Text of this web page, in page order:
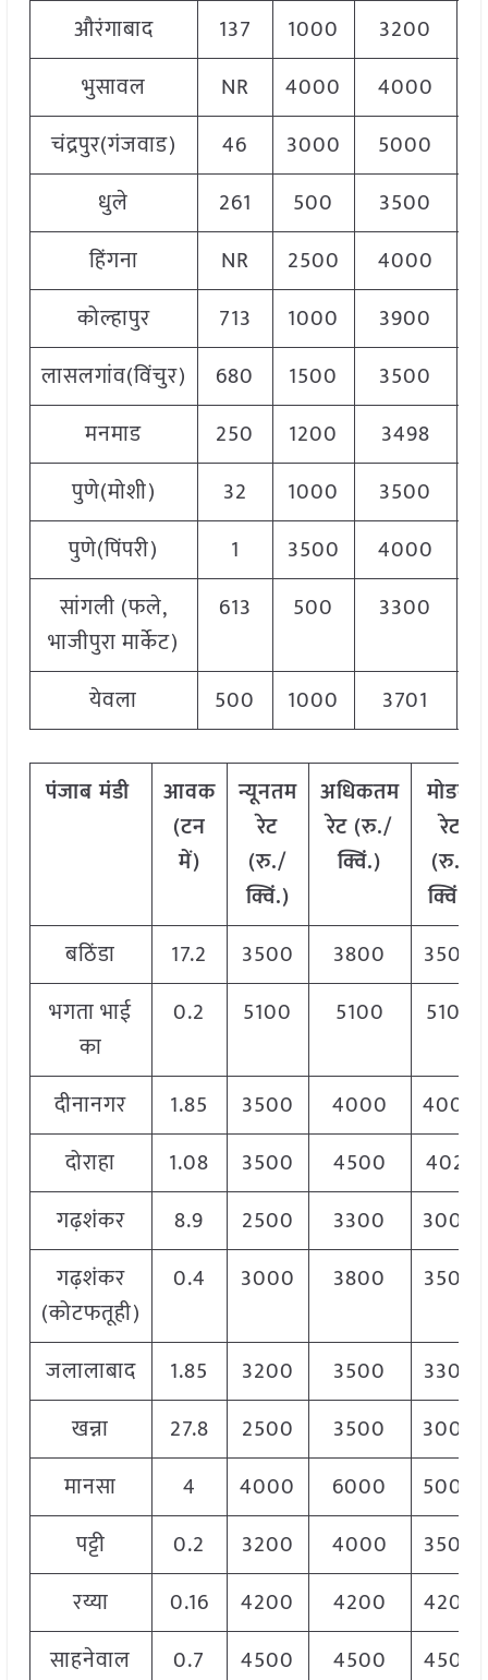
औरंगाबाद 137 1000 3200
भुसावल
NR 4000 4000
चंद्रपुर(गंजवाड)
46 3000 5000
धुले
261 500 3500
हिंगना
NR 2500 4000
कोल्हापुर
713 1000 3900
लासलगांव(विंचुर)
680 1500 3500
मनमाड
250 1200 3498
पुणे(मोशी)
32 1000 3500
पुणे(पिंपरी)
1 3500 4000
सांगली (फले,
भाजीपुरा मार्केट)
613 500 3300
येवला 500 1000 3701
पंजाबमंडी
आवक
(टन
में)
न्यूनतम
रेट
(रु./
क्विं.)
अधिकतम
रेट (रु./
क्विं.)
मोडल
रेट
(रु./
क्विं.)
बठिंडा
17.2 3500 3800
3500
भगता भाई
का
0.2 5100 5100 5100
दीनानगर 1.85 3500 4000
4000
दोराहा
1.08 3500 4500
4021
गढ़शंकर
8.9 2500 3300
3000
गढ़शंकर
(कोटफतूही)
0.4 3000 3800 3500
जलालाबाद 1.85 3200 3500
3300
खन्ना
27.8 2500 3500
3000
मानसा
4 4000 6000
5000
पट्टी
0.2 3200 4000
3500
रय्या
0.16 4200 4200
4200
साहनेवाल
0.7 4500 4500 4500